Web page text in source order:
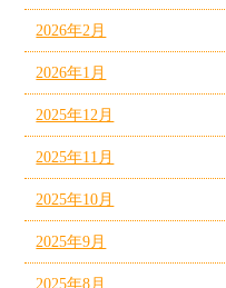
2026年2月
2026年1月
2025年12月
2025年11月
2025年10月
2025年9月
2025年8月